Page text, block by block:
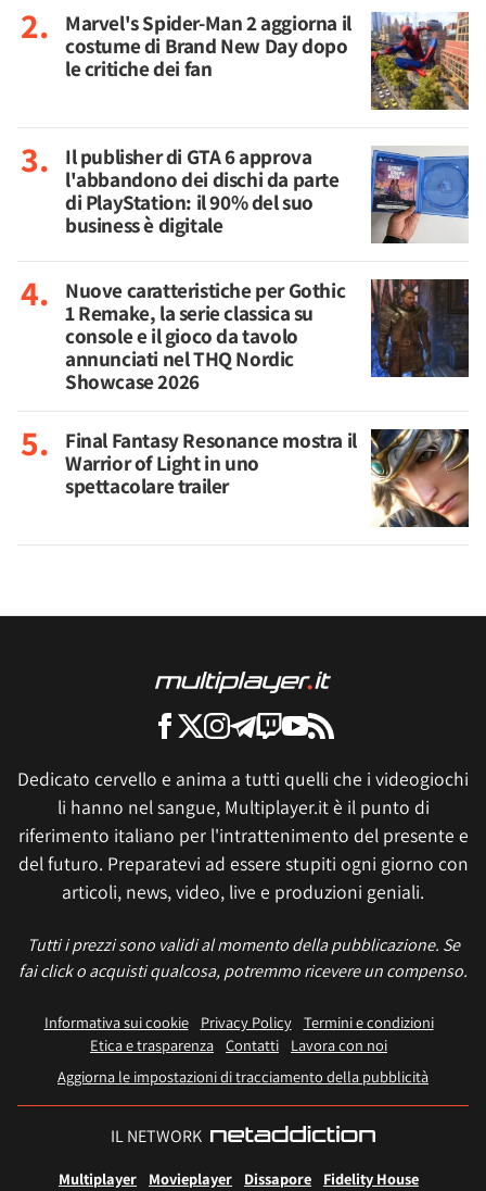
Marvel's Spider-Man 2 aggiorna il
costume di Brand New Day dopo
le critiche dei fan
Il publisher di GTA 6 approva
l'abbandono dei dischi da parte
di PlayStation: il 90% del suo
business è digitale
Nuove caratteristiche per Gothic
1 Remake, la serie classica su
console e il gioco da tavolo
annunciati nel THQ Nordic
Showcase 2026
Final Fantasy Resonance mostra il
Warrior of Light in uno
spettacolare trailer
Dedicato cervello e anima a tutti quelli che i videogiochi
li hanno nel sangue, Multiplayer.it è il punto di
riferimento italiano per l'intrattenimento del presente e
del futuro. Preparatevi ad essere stupiti ogni giorno con
articoli, news, video, live e produzioni geniali.
Tutti i prezzi sono validi al momento della pubblicazione. Se
fai click o acquisti qualcosa, potremmo ricevere un compenso.
Informativa sui cookie Privacy Policy
Termini e condizioni
Etica e trasparenza Contatti
Lavora con noi
Aggiorna le impostazioni di tracciamento della pubblicità
IL NETWORK
Multiplayer Movieplayer Dissapore Fidelity House